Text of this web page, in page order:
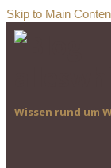
Skip to Main
Wissen rund um